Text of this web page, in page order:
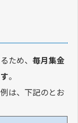
ため、 毎月集金
。
は、下記のとお